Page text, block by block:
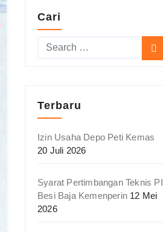
Cari
Terbaru
Izin Usaha Depo Peti Kemas
20 Juli 2026
Syarat Pertimbangan Teknis PI
Besi Baja Kemenperin 12 Mei
2026